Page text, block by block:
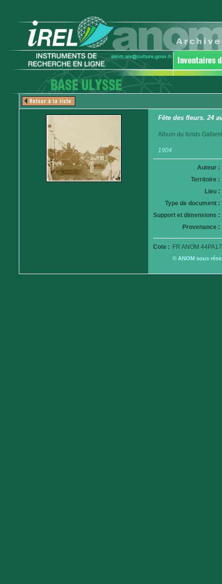
Fête des fleurs. 24
Album du fonds
1904
Auteur :
Territoire :
Lieu :
Type de document :
Support et dimensions :
Provenance :
Cote : FR ANOM
© ANOM sous